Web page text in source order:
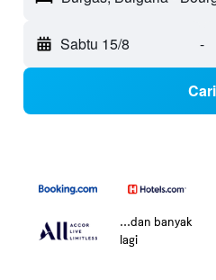
Sabtu 15/8 -
Cari
...dan banyak
lagi